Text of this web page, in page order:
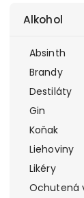
Alkohol
Absinth
Brandy
Destiláty
Gin
Koňak
Liehoviny
Likéry
Ochutená